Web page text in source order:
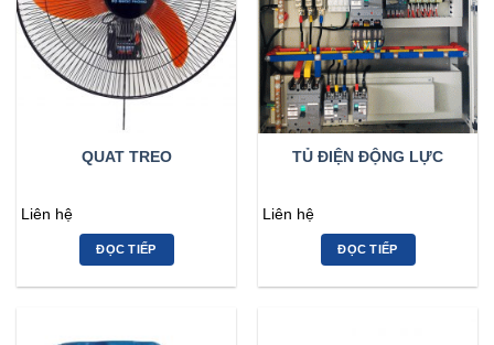
QUAT TREO
Liên hệ
ĐỌC TIẾP
TỦ ĐIỆN ĐỘNG LỰC
Liên hệ
ĐỌC TIẾP